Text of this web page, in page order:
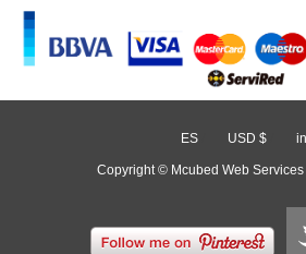
ES USD $ in
Copyright © Mcubed Web